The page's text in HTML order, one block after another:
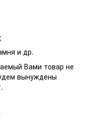
и др.
Вами товар не
вынуждены